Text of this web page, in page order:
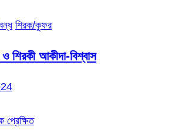
শিরক/কুফর
শিরকী আকীদা-বিশ্বাস
প্রেক্ষিত